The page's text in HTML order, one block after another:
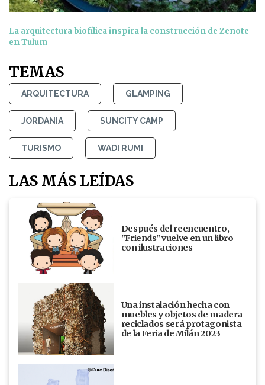
La arquitectura biofílica inspira la construcción de Zenote
en Tulum
TEMAS
ARQUITECTURA GLAMPING
JORDANIA SUNCITY CAMP
TURISMO WADI RUMI
LAS MÁS LEÍDAS
Después del reencuentro,
"Friends" vuelve en un libro
con ilustraciones
Una instalación hecha con
muebles y objetos de madera
reciclados será protagonista
de la Feria de Milán 2023